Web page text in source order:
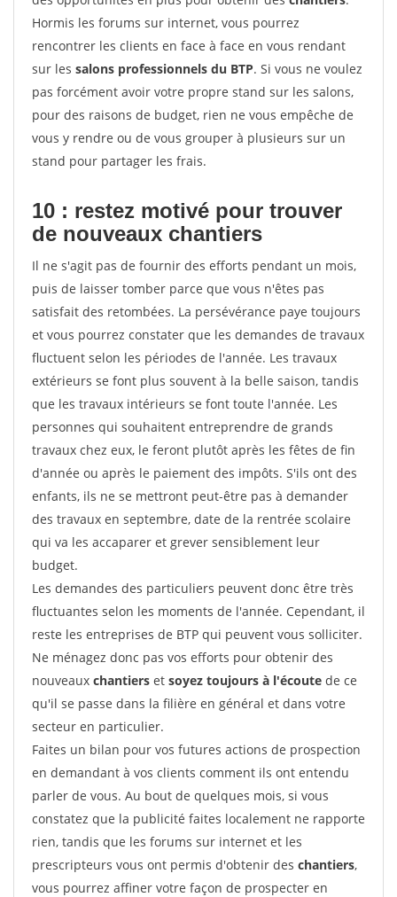
Hormis les forums sur internet, vous pourrez
rencontrer les clients en face à face en vous rendant
sur les salons professionnels du BTP. Si vous ne voulez
pas forcément avoir votre propre stand sur les salons,
pour des raisons de budget, rien ne vous empêche de
vous y rendre ou de vous grouper à plusieurs sur un
stand pour partager les frais.
10 : restez motivé pour trouver
de nouveaux chantiers
Il ne s'agit pas de fournir des efforts pendant un mois,
puis de laisser tomber parce que vous n'êtes pas
satisfait des retombées. La persévérance paye toujours
et vous pourrez constater que les demandes de travaux
fluctuent selon les périodes de l'année. Les travaux
extérieurs se font plus souvent à la belle saison, tandis
que les travaux intérieurs se font toute l'année. Les
personnes qui souhaitent entreprendre de grands
travaux chez eux, le feront plutôt après les fêtes de fin
d'année ou après le paiement des impôts. S'ils ont des
enfants, ils ne se mettront peut-être pas à demander
des travaux en septembre, date de la rentrée scolaire
qui va les accaparer et grever sensiblement leur
budget.
Les demandes des particuliers peuvent donc être très
fluctuantes selon les moments de l'année. Cependant, il
reste les entreprises de BTP qui peuvent vous solliciter.
Ne ménagez donc pas vos efforts pour obtenir des
nouveaux chantiers et soyez toujours à l'écoute de ce
qu'il se passe dans la filière en général et dans votre
secteur en particulier.
Faites un bilan pour vos futures actions de prospection
en demandant à vos clients comment ils ont entendu
parler de vous. Au bout de quelques mois, si vous
constatez que la publicité faites localement ne rapporte
rien, tandis que les forums sur internet et les
prescripteurs vous ont permis d'obtenir des chantiers,
vous pourrez affiner votre façon de prospecter en